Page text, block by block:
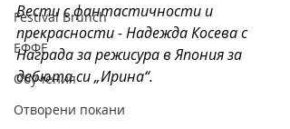
Festival Brunch
ЕФФЕ
Обучения
Отворени покани
Вести с фантастичности и
прекрасности - Надежда Косева с
Награда за режисура в Япония за
дебюта си „Ирина“.